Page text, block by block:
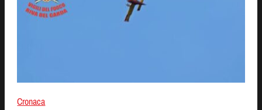
Cronaca